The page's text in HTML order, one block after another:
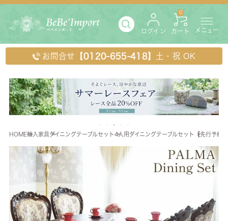
ログイン カート
0
メニュー
お問合せ 【0120-655-418】 土・祝 OK
HOME輸入家具 ダイニングテーブルセット4人用ダイニングテーブルセット 【先行予約